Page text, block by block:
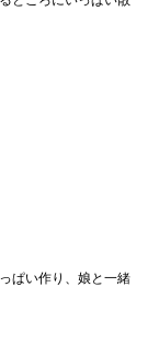
ぱい作り、娘と一緒